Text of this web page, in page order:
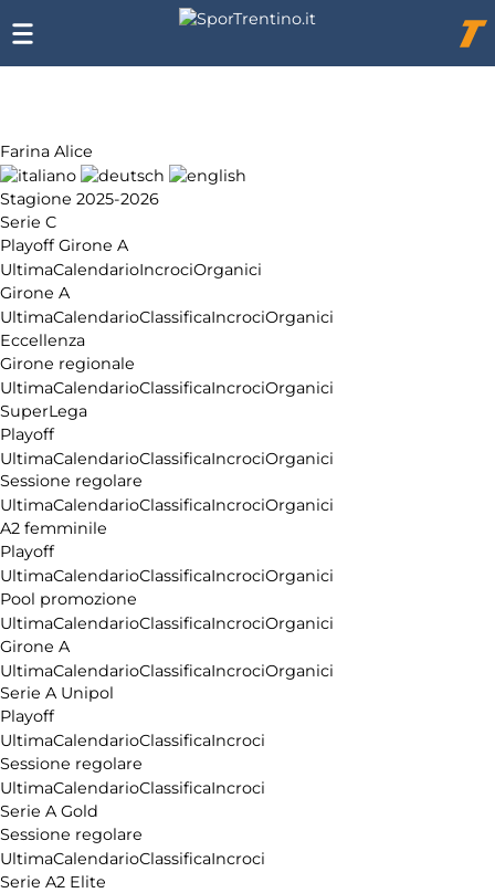
Farina Alice
Stagione 2025-2026
Serie C
Playoff Girone A
UltimaCalendarioIncrociOrganici
Girone A
UltimaCalendarioClassificaIncrociOrganici
Eccellenza
Girone regionale
UltimaCalendarioClassificaIncrociOrganici
SuperLega
Playoff
UltimaCalendarioClassificaIncrociOrganici
Sessione regolare
UltimaCalendarioClassificaIncrociOrganici
A2 femminile
Playoff
UltimaCalendarioClassificaIncrociOrganici
Pool promozione
UltimaCalendarioClassificaIncrociOrganici
Girone A
UltimaCalendarioClassificaIncrociOrganici
Serie A Unipol
Playoff
UltimaCalendarioClassificaIncroci
Sessione regolare
UltimaCalendarioClassificaIncroci
Serie A Gold
Sessione regolare
UltimaCalendarioClassificaIncroci
Serie A2 Elite
Chi
siamo
Affiliazione